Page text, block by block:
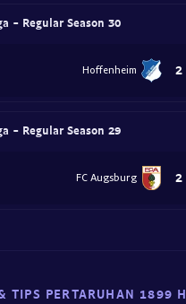
- Regular Season 30
Hoffenheim 2
- Regular Season 29
FC Augsburg 2
TIPS PERTARUHAN 1899